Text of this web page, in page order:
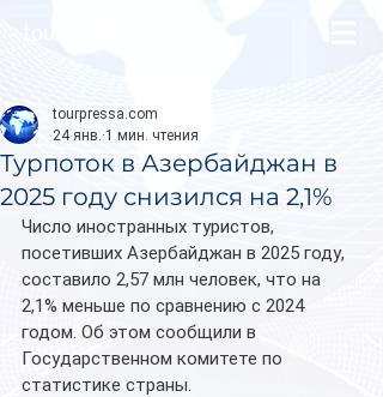
Турпоток в Азербайджан в
2025 году снизился на 2,1%
tourpressa.com
24 янв. 1 мин. чтения
Число иностранных туристов,
посетивших Азербайджан в 2025 году,
составило 2,57 млн человек, что на
2,1% меньше по сравнению с 2024
годом. Об этом сообщили в
Государственном комитете по
статистике страны.